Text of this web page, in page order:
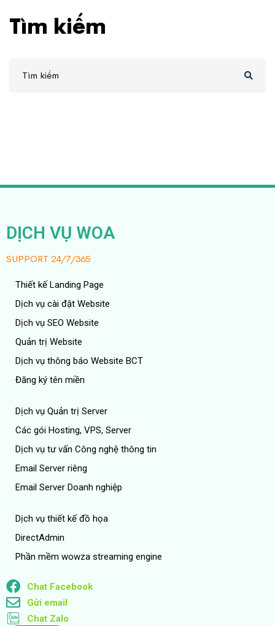
Tìm kiếm
DỊCH VỤ WOA
SUPPORT 24/7/365
Thiết kế Landing Page
Dịch vụ cài đặt Website
Dịch vụ SEO Website
Quản trị Website
Dịch vụ thông báo Website BCT
Đăng ký tên miền
Dịch vụ Quản trị Server
Các gói Hosting, VPS, Server
Dịch vụ tư vấn Công nghệ thông tin
Email Server riêng
Email Server Doanh nghiệp
Dịch vụ thiết kế đồ họa
DirectAdmin
Phần mềm wowza streaming engine
Chat Facebook
Gửi email
Chat Zalo